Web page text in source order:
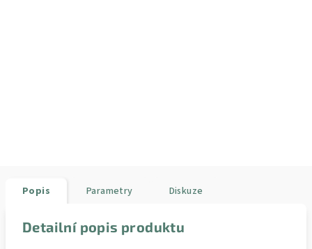
Popis Parametry Diskuze
Detailní popis produktu